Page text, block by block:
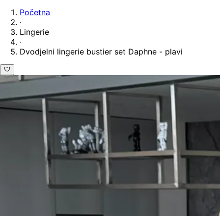
Početna
·
Lingerie
·
Dvodjelni lingerie bustier set Daphne - plavi